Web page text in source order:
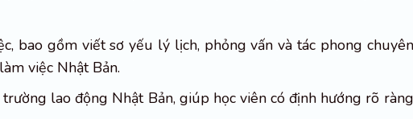
bao gồm viết sơ yếu lý lịch, phỏng vấn và tác phong chuyên
việc Nhật Bản.
lao động Nhật Bản, giúp học viên có định hướng rõ ràng